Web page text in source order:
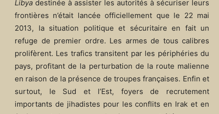
Libya destinée à assister les autorités à sécuriser leurs
frontières n’était lancée officiellement que le 22 mai
2013, la situation politique et sécuritaire en fait un
refuge de premier ordre. Les armes de tous calibres
prolifèrent. Les trafics transitent par les périphéries du
pays, profitant de la perturbation de la route malienne
en raison de la présence de troupes françaises. Enfin et
surtout, le Sud et l’Est, foyers de recrutement
importants de jihadistes pour les conflits en Irak et en